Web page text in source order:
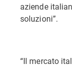
aziende
soluzioni”.
“Il mercato